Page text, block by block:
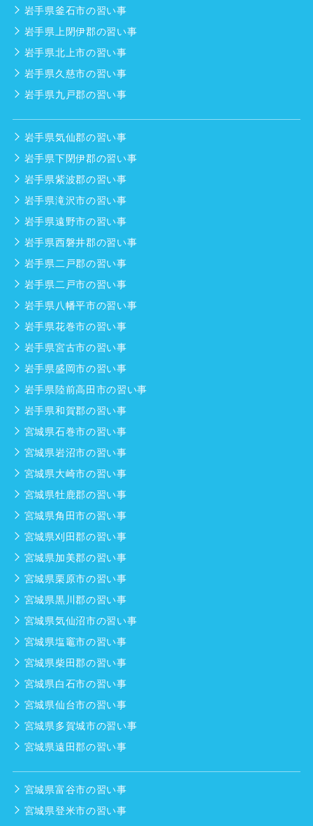
岩手県釜石市の習い事
岩手県上閉伊郡の習い事
岩手県北上市の習い事
岩手県久慈市の習い事
岩手県九戸郡の習い事
岩手県気仙郡の習い事
岩手県下閉伊郡の習い事
岩手県紫波郡の習い事
岩手県滝沢市の習い事
岩手県遠野市の習い事
岩手県西磐井郡の習い事
岩手県二戸郡の習い事
岩手県二戸市の習い事
岩手県八幡平市の習い事
岩手県花巻市の習い事
岩手県宮古市の習い事
岩手県盛岡市の習い事
岩手県陸前高田市の習い事
岩手県和賀郡の習い事
宮城県石巻市の習い事
宮城県岩沼市の習い事
宮城県大崎市の習い事
宮城県牡鹿郡の習い事
宮城県角田市の習い事
宮城県刈田郡の習い事
宮城県加美郡の習い事
宮城県栗原市の習い事
宮城県黒川郡の習い事
宮城県気仙沼市の習い事
宮城県塩竈市の習い事
宮城県柴田郡の習い事
宮城県白石市の習い事
宮城県仙台市の習い事
宮城県多賀城市の習い事
宮城県遠田郡の習い事
宮城県富谷市の習い事
宮城県登米市の習い事